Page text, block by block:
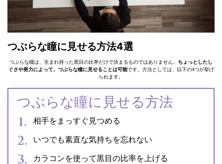
つぶらな瞳に見せる方法4選
つぶらな瞳は、生まれ持った黒目の比率だけで決まるものではありません。 ちょっとしたし
ぐさや努力によって、つぶらな瞳に見せることは可能です。方法としては、以下の4つが挙げ
られます。
つぶらな瞳に見せる方法
相手をまっすぐ見つめる
いつでも素直な気持ちを忘れない
カラコンを使って黒目の比率を上げる